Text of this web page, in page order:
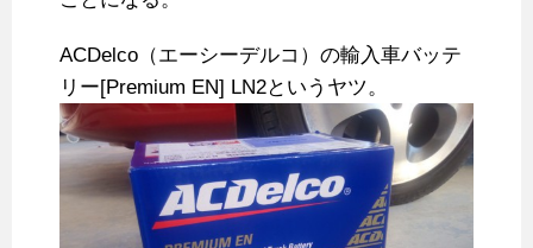
ACDelco（エーシーデルコ）の輸入車バッテ
リー[Premium EN] LN2というヤツ。